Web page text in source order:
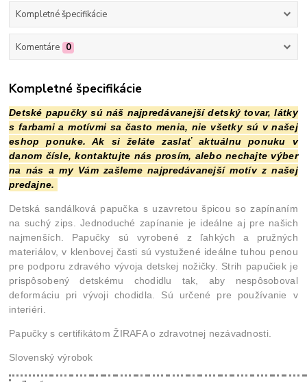
Kompletné špecifikácie
Komentáre 0
Kompletné špecifikácie
Detské papučky sú náš najpredávanejší detský tovar, látky
s farbami a motívmi sa často menia, nie všetky sú v našej
eshop ponuke. Ak si želáte zaslať aktuálnu ponuku v
danom čísle, kontaktujte nás prosím, alebo nechajte výber
na nás a my Vám zašleme najpredávanejší motív z našej
predajne.
Detská sandálková papučka s uzavretou špicou so zapínaním
na suchý zips. Jednoduché zapínanie je ideálne aj pre našich
najmenších. Papučky sú vyrobené z ľahkých a pružných
materiálov, v klenbovej časti sú vystužené ideálne tuhou penou
pre podporu zdravého vývoja detskej nožičky. Strih papučiek je
prispôsobený detskému chodidlu tak, aby nespôsoboval
deformáciu pri vývoji chodidla. Sú určené pre používanie v
interiéri.
Papučky s certifikátom ŽIRAFA o zdravotnej nezávadnosti.
Slovenský výrobok